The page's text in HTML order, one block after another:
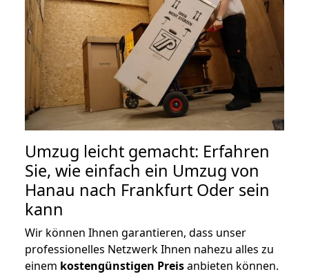
Umzug leicht gemacht: Erfahren
Sie, wie einfach ein Umzug von
Hanau nach Frankfurt Oder sein
kann
Wir können Ihnen garantieren, dass unser
professionelles Netzwerk Ihnen nahezu alles zu
einem kostengünstigen Preisanbieten können.